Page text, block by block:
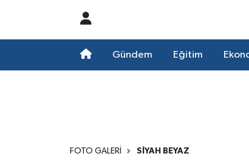
Gündem Eğitim
FOTO GALERI SIYAH BEYAZ